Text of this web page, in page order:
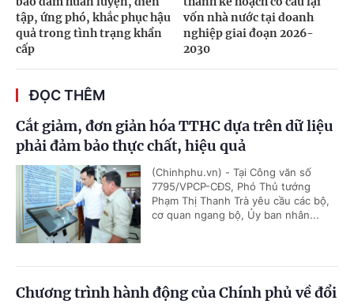
tập, ứng phó, khắc phục hậu
quả trong tình trạng khẩn
cấp
vốn nhà nước tại doanh
nghiệp giai đoạn 2026-
2030
ĐỌC THÊM
Cắt giảm, đơn giản hóa TTHC dựa trên dữ liệu
phải đảm bảo thực chất, hiệu quả
(Chinhphu.vn) - Tại Công văn số
7795/VPCP-CĐS, Phó Thủ tướng
Phạm Thị Thanh Trà yêu cầu các bộ,
cơ quan ngang bộ, Ủy ban nhân...
Chương trình hành động của Chính phủ về đổi